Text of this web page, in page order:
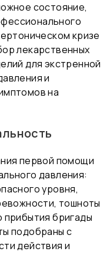
состояние,
кризе
лекарственных
для экстренной
и
на
первой помощи
давления:
уровня,
тошноты
прибытия бригады
подобраны с
действия и